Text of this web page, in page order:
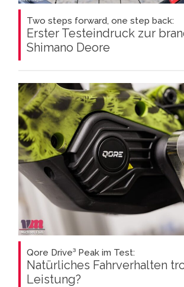
Two steps forward, one step back:
Erster Testeindruck zur
Shimano Deore
Qore Drive³ Peak im Test:
Natürliches Fahrverhalten
Leistung?